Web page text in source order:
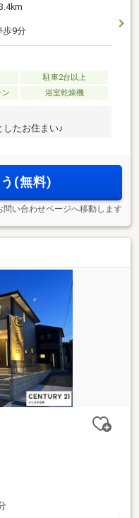
歩9分
駐車2台以上
ン 浴室乾燥機
したお住まい♪
(無料)
問い合わせページへ移動します